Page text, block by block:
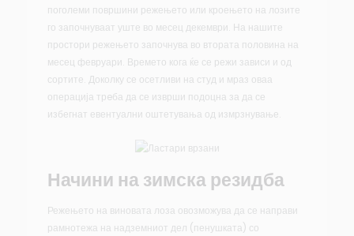
поголеми површини режењето или кроењето на лозите
го започнуваат уште во месец декември. На нашите
простори режењето започнува во втората половина на
месец февруари. Времето кога ќе се режи зависи и од
сортите. Доколку се осетливи на студ и мраз оваа
операција трeба да се изврши подоцна за да се
избегнат евентуални оштетувања од измрзнување.
Начини на зимска резидба
Режењето на виновата лоза овозможува да се направи
рамнотежа на надземниот дел (пенушката) со